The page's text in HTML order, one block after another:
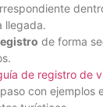
llegada.
de forma
de registro de
con ejemplos